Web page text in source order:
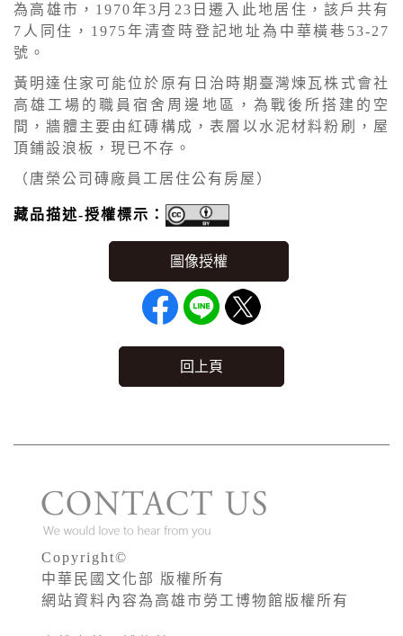
為高雄市，1970年3月23日遷入此地居住，該戶共有
7人同住，1975年清查時登記地址為中華橫巷53-27
號。
黃明達住家可能位於原有日治時期臺灣煉瓦株式會社
高雄工場的職員宿舍周邊地區，為戰後所搭建的空
間，牆體主要由紅磚構成，表層以水泥材料粉刷，屋
頂鋪設浪板，現已不存。
（唐榮公司磚廠員工居住公有房屋）
藏品描述-授權標示：
回上頁
Copyright©
中華民國文化部 版權所有
網站資料內容為高雄市勞工博物館版權所有